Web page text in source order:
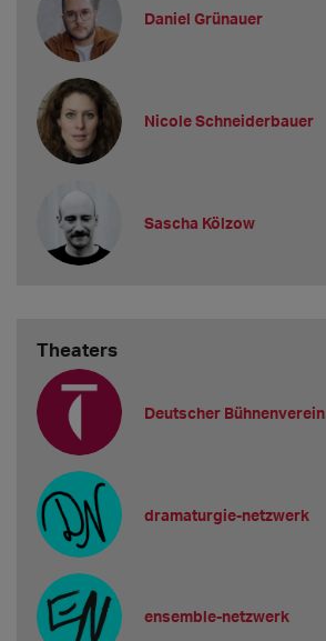
Daniel Grünauer
Nicole Schneiderbauer
Sascha Kölzow
Theaters
Deutscher Bühnenverein
dramaturgie-netzwerk
ensemble-netzwerk